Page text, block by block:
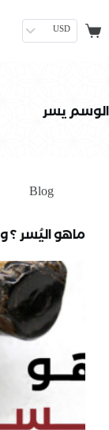
USD
الوسميسر
Blog
ماهو اليُسر ؟